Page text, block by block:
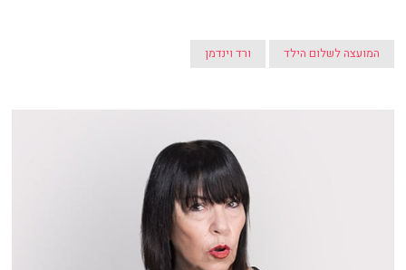
המועצה לשלום הילד ורד וינדמן